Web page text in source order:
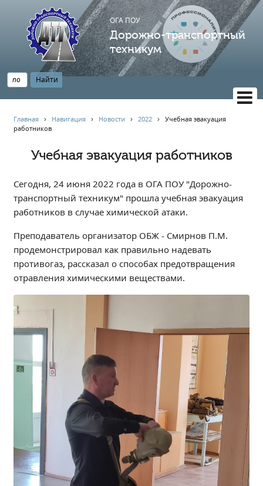
ОГА ПОУ
Дорожно-транспортный
техникум
НАВИГАЦИЯ
Главная
АБИТУРИЕНТУ
Опрос по качеству образования
Наблюдательный совет
Информация
Независимая оценка качества
Обращения онлайн
Региональный центр по профилактике ДДТТ
Учебно-производственный комплекс
Центр карьеры
Противодействие коррупции
Всероссийское чемпионатное движение
Региональная инновационная площадка
СВЕДЕНИЯ ОБ ОБРАЗОВАТЕЛЬНОЙ ОРГАНИЗАЦИИ
Основные сведения
Главная › Навигация › Новости ›2022 ›Учебная эвакуация
работников
Учебная эвакуация работников
Сегодня, 24 июня 2022 года в ОГА ПОУ "Дорожно-
транспортный техникум" прошла учебная эвакуация
работников в случае химической атаки.
Преподаватель организатор ОБЖ - Смирнов П.М.
продемонстрировал как правильно надевать
противогаз, рассказал о способах предотвращения
отравления химическими веществами.